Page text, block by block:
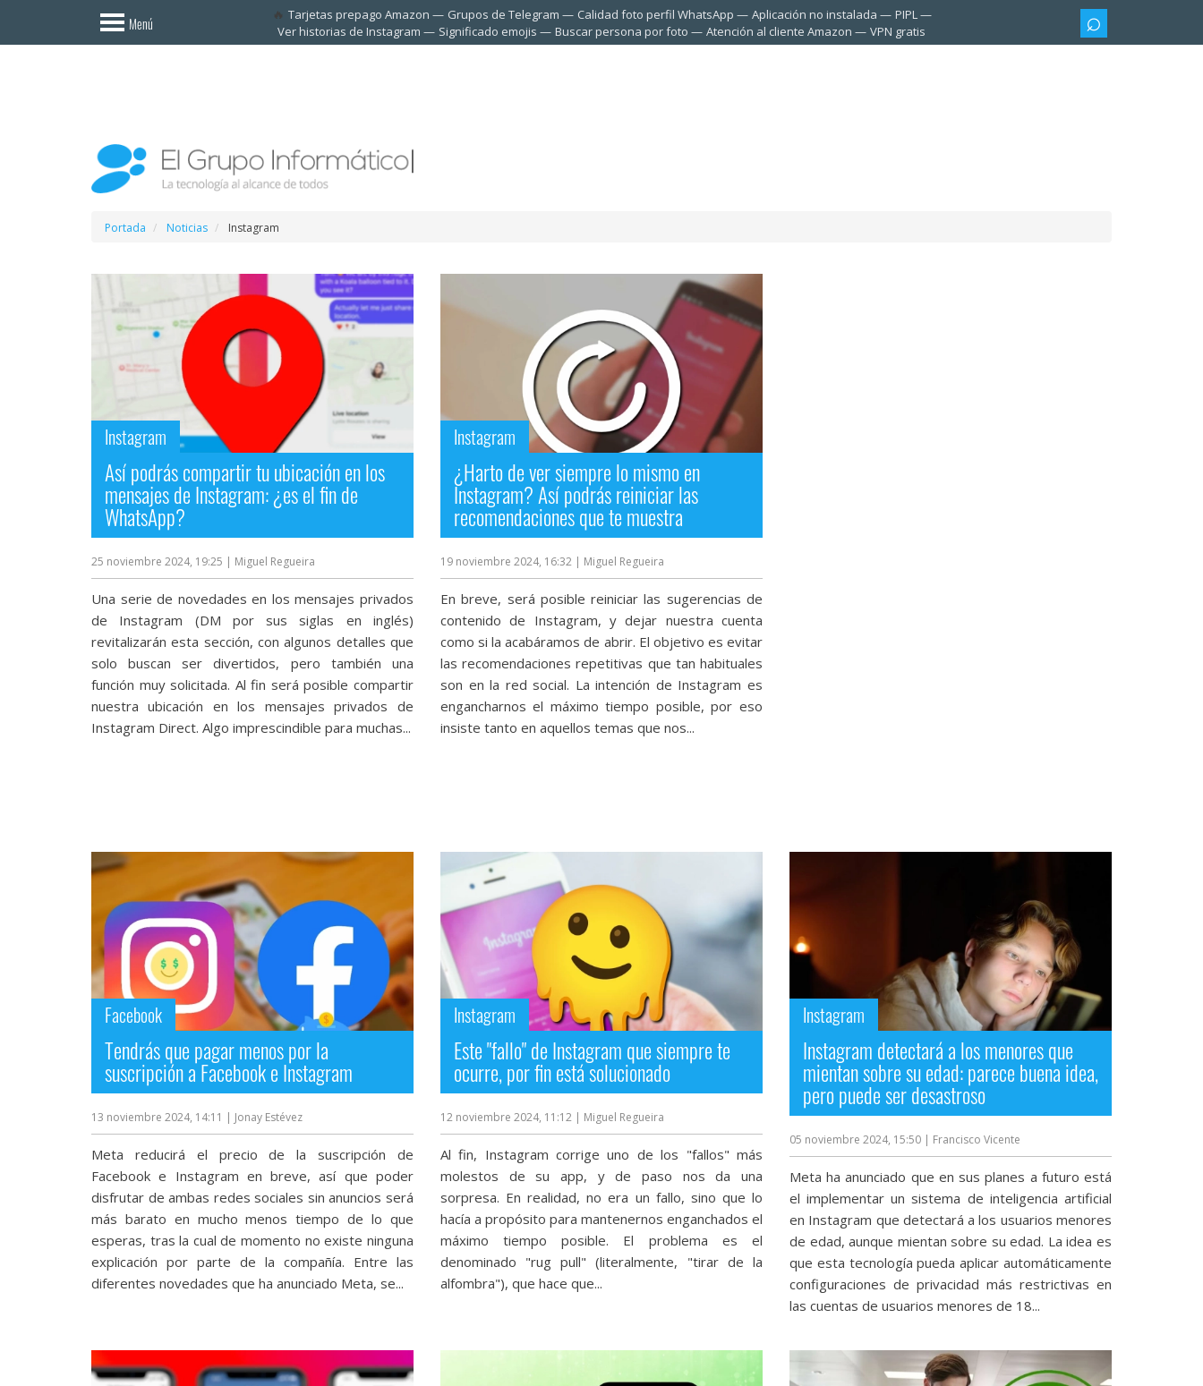
Menú Tarjetas prepago Amazon Grupos de Telegram Calidad foto perfil WhatsApp Aplicación no instalada
PIPL
Ver historias de Instagram
Significado emojis Buscar persona por foto Atención al cliente Amazon VPN gratis
sesión /
Ciberseguridad
Portada Noticias Instagram
Instagram
Así podrás compartir tu ubicación en los
mensajes de Instagram: ¿es el fin de
WhatsApp?
25 noviembre 2024, 19:25 | Miguel Regueira
Una serie de novedades en los mensajes privados
de Instagram (DM por sus siglas en inglés)
revitalizarán esta sección, con algunos detalles que
solo buscan ser divertidos, pero también una
función muy solicitada. Al fin será posible compartir
nuestra ubicación en los mensajes privados de
Instagram Direct. Algo imprescindible para muchas...
Instagram
¿Harto de ver siempre lo mismo en
Instagram? Así podrás reiniciar las
recomendaciones que te muestra
19 noviembre 2024, 16:32 | Miguel Regueira
En breve, será posible reiniciar las sugerencias de
contenido de Instagram, y dejar nuestra cuenta
como si la acabáramos de abrir. El objetivo es evitar
las recomendaciones repetitivas que tan habituales
son en la red social. La intención de Instagram es
engancharnos el máximo tiempo posible, por eso
insiste tanto en aquellos temas que nos...
Facebook
Tendrás que pagar menos por la
suscripción a Facebook e Instagram
13 noviembre 2024, 14:11 | Jonay Estévez
Meta reducirá el precio de la suscripción de
Facebook e Instagram en breve, así que poder
disfrutar de ambas redes sociales sin anuncios será
más barato en mucho menos tiempo de lo que
esperas, tras la cual de momento no existe ninguna
explicación por parte de la compañía. Entre las
diferentes novedades que ha anunciado Meta, se...
Instagram
Este "fallo" de Instagram que siempre te
ocurre, por fin está solucionado
12 noviembre 2024, 11:12 | Miguel Regueira
Al fin, Instagram corrige uno de los "fallos" más
molestos de su app, y de paso nos da una
sorpresa. En realidad, no era un fallo, sino que lo
hacía a propósito para mantenernos enganchados el
máximo tiempo posible. El problema es el
denominado "rug pull" (literalmente, "tirar de la
alfombra"), que hace que...
Instagram
Instagram detectará a los menores que
mientan sobre su edad: parece buena idea,
pero puede ser desastroso
05 noviembre 2024, 15:50 | Francisco Vicente
Meta ha anunciado que en sus planes a futuro está
el implementar un sistema de inteligencia artificial
en Instagram que detectará a los usuarios menores
de edad, aunque mientan sobre su edad. La idea es
que esta tecnología pueda aplicar automáticamente
configuraciones de privacidad más restrictivas en
las cuentas de usuarios menores de 18...